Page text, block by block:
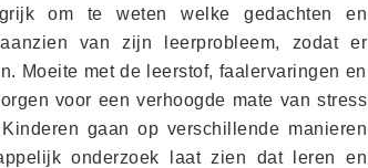
om te weten welke gedachten en
van zijn leerprobleem, zodat er
Moeite met de leerstof, faalervaringen en
voor een verhoogde mate van stress
gaan op verschillende manieren
onderzoek laat zien dat leren en